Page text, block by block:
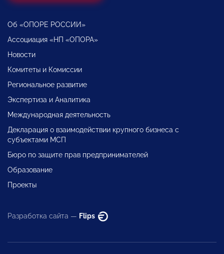
Об «ОПОРЕ РОССИИ»
Ассоциация «НП «ОПОРА»
Новости
Комитеты и Комиссии
Региональное развитие
Экспертиза и Аналитика
Международная деятельность
Декларация о взаимодействии крупного бизнеса с
субъектами МСП
Бюро по защите прав предпринимателей
Образование
Проекты
Разработка сайта — Flips